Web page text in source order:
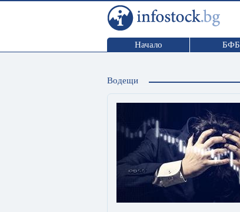
Начало БФБ
Водещи